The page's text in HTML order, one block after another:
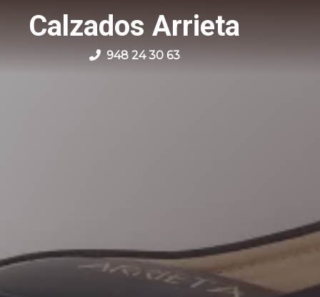
Calzados Arrieta
948 24 30 63